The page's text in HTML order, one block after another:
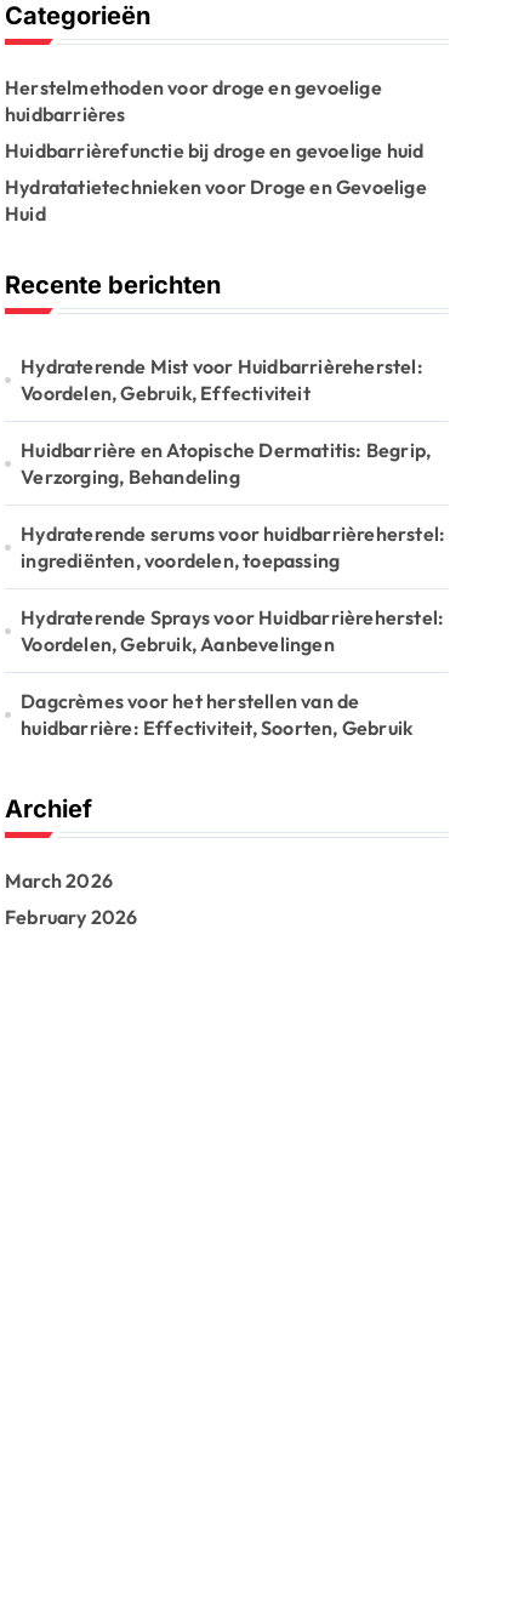
c
h
o
r
:
Categorieën
Herstelmethoden voor droge en gevoelige
huidbarrières
Huidbarrièrefunctie bij droge en gevoelige huid
Hydratatietechnieken voor Droge en Gevoelige
Huid
Recente berichten
Hydraterende Mist voor Huidbarrièreherstel:
Voordelen, Gebruik, Effectiviteit
Huidbarrière en Atopische Dermatitis: Begrip,
Verzorging, Behandeling
Hydraterende serums voor huidbarrièreherstel:
ingrediënten, voordelen, toepassing
Hydraterende Sprays voor Huidbarrièreherstel:
Voordelen, Gebruik, Aanbevelingen
Dagcrèmes voor het herstellen van de
huidbarrière: Effectiviteit, Soorten, Gebruik
Archief
March 2026
February 2026